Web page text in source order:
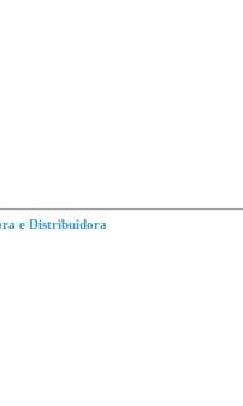
e Distribuidora